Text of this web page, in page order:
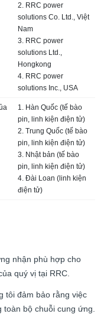
2. RRC power
solutions Co. Ltd., Việt
Nam
3. RRC power
solutions Ltd.,
Hongkong
4. RRC power
solutions Inc., USA
1. Hàn Quốc (tế bào
pin, linh kiện điện tử)
2. Trung Quốc (tế bào
pin, linh kiện điện tử)
3. Nhật bản (tế bào
pin, linh kiện điện tử)
4. Đài Loan (linh kiện
điện tử)
nhận phù hợp cho
quý vị tại RRC.
tôi đảm bảo rằng việc
bộ chuỗi cung ứng.